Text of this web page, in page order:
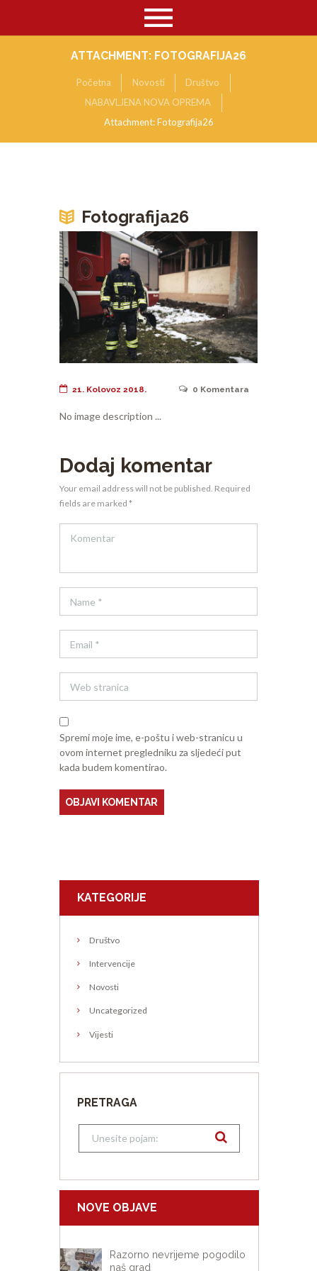
ATTACHMENT: FOTOGRAFIJA26
Početna Novosti
Društvo
NABAVLJENA NOVA OPREMA
Attachment: Fotografija26
Fotografija26
21. Kolovoz 2018. 0 Komentara
No image description ...
Dodaj komentar
Your email address will not be published. Required
fields are marked *
Spremi moje ime, e-poštu i web-stranicu u
ovom internet pregledniku za sljedeći put
kada budem komentirao.
KATEGORIJE
Društvo
Intervencije
Novosti
Uncategorized
Vijesti
PRETRAGA
NOVE OBJAVE
Razorno nevrijeme pogodilo
naš grad